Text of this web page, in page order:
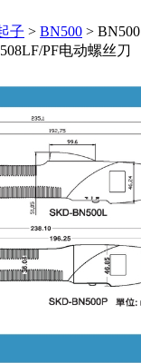
子 > BN500 > BN500
PF电动螺丝刀